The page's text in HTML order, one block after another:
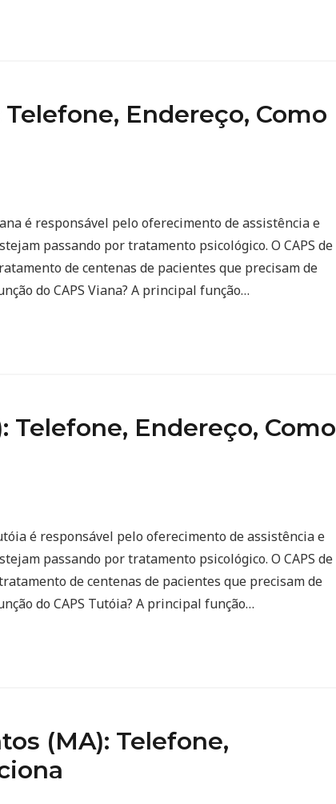
Endereço, Como
é responsável pelo oferecimento de assistência e
passando por tratamento psicológico. O CAPS de
de centenas de pacientes que precisam de
do CAPS Viana? A principal função…
Telefone, Endereço, Como
é responsável pelo oferecimento de assistência e
passando por tratamento psicológico. O CAPS de
de centenas de pacientes que precisam de
do CAPS Tutóia? A principal função…
(MA): Telefone,